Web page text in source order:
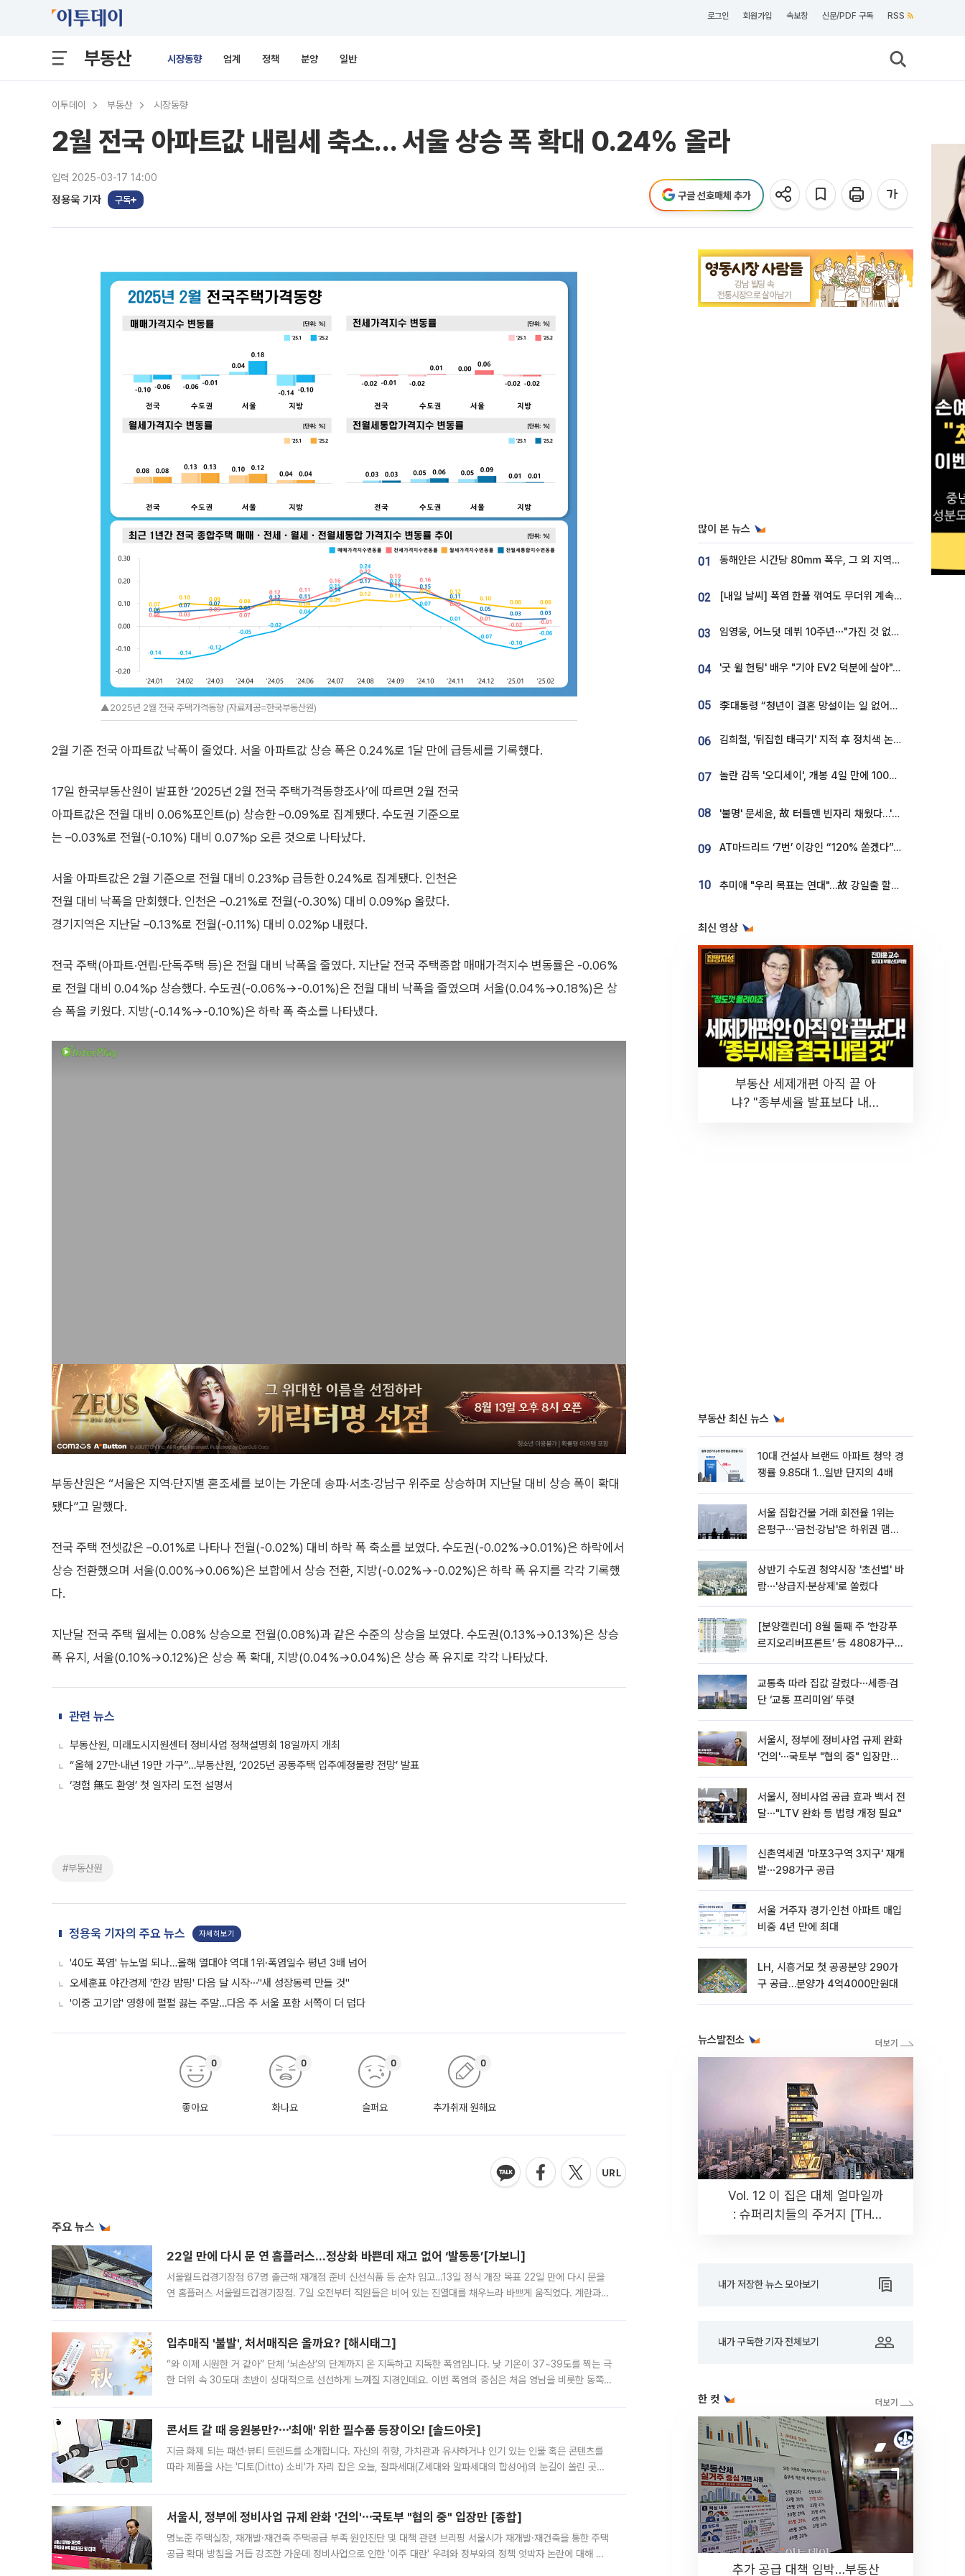
로그인 회원가입 속보창 신문/PDF 구독 RSS
부동산 시장동향 업계 정책 분양 일반
이투데이 부동산 시장동향
2월 전국 아파트값 내림세 축소… 서울 상승 폭 확대 0.24% 올라
입력 2025-03-17 14:00
정용욱 기자 구독 구글 선호매체 추가
▲2025년 2월 전국 주택가격동향 (자료제공=한국부동산원)
2월 기준 전국 아파트값 낙폭이 줄었다. 서울 아파트값 상승 폭은 0.24%로 1달 만에 급등세를 기록했다.
17일 한국부동산원이 발표한 ‘2025년 2월 전국 주택가격동향조사’에 따르면 2월 전국
아파트값은 전월 대비 0.06%포인트(p) 상승한 –0.09%로 집계됐다. 수도권 기준으로
는 –0.03%로 전월(-0.10%) 대비 0.07%p 오른 것으로 나타났다.
서울 아파트값은 2월 기준으로 전월 대비 0.23%p 급등한 0.24%로 집계됐다. 인천은
전월 대비 낙폭을 만회했다. 인천은 –0.21%로 전월(-0.30%) 대비 0.09%p 올랐다.
경기지역은 지난달 –0.13%로 전월(-0.11%) 대비 0.02%p 내렸다.
전국 주택(아파트·연립·단독주택 등)은 전월 대비 낙폭을 줄였다. 지난달 전국 주택종합 매매가격지수 변동률은 -0.06%
로 전월 대비 0.04%p 상승했다. 수도권(-0.06%→-0.01%)은 전월 대비 낙폭을 줄였으며 서울(0.04%→0.18%)은 상
승 폭을 키웠다. 지방(-0.14%→-0.10%)은 하락 폭 축소를 나타냈다.
부동산원은 “서울은 지역·단지별 혼조세를 보이는 가운데 송파·서초·강남구 위주로 상승하며 지난달 대비 상승 폭이 확대
됐다”고 말했다.
전국 주택 전셋값은 –0.01%로 나타나 전월(-0.02%) 대비 하락 폭 축소를 보였다. 수도권(-0.02%→0.01%)은 하락에서
상승 전환했으며 서울(0.00%→0.06%)은 보합에서 상승 전환, 지방(-0.02%→-0.02%)은 하락 폭 유지를 각각 기록했
다.
지난달 전국 주택 월세는 0.08% 상승으로 전월(0.08%)과 같은 수준의 상승을 보였다. 수도권(0.13%→0.13%)은 상승
폭 유지, 서울(0.10%→0.12%)은 상승 폭 확대, 지방(0.04%→0.04%)은 상승 폭 유지로 각각 나타났다.
관련 뉴스
부동산원, 미래도시지원센터 정비사업 정책설명회 18일까지 개최
“올해 27만·내년 19만 가구”…부동산원, ‘2025년 공동주택 입주예정물량 전망’ 발표
‘경험 無도 환영’ 첫 일자리 도전 설명서
#부동산원
정용욱 기자의 주요 뉴스 자세히보기
'40도 폭염' 뉴노멀 되나…올해 열대야 역대 1위·폭염일수 평년 3배 넘어
오세훈표 야간경제 '한강 밤핑' 다음 달 시작⋯"새 성장동력 만들 것"
'이중 고기압' 영향에 펄펄 끓는 주말…다음 주 서울 포함 서쪽이 더 덥다
좋아요
0
화나요
0
슬퍼요
0
추가취재 원해요
0
주요 뉴스
22일 만에 다시 문 연 홈플러스…정상화 바쁜데 재고 없어 ‘발동동’[가보니]
서울월드컵경기장점 67명 출근해 재개점 준비 신선식품 등 순차 입고…13일 정식 개장 목표 22일 만에 다시 문을
연 홈플러스 서울월드컵경기장점. 7일 오전부터 직원들은 비어 있는 진열대를 채우느라 바쁘게 움직였다. 계란과
입추매직 '불발', 처서매직은 올까요? [해시태그]
“와 이제 시원한 거 같아” 단체 ‘뇌손상’의 단계까지 온 지독하고 지독한 폭염입니다. 낮 기온이 37~39도를 찍는 극
한 더위 속 30도대 초반이 상대적으로 선선하게 느껴질 지경인데요. 이번 폭염의 중심은 처음 영남을 비롯한 동쪽
콘서트 갈 때 응원봉만?⋯'최애' 위한 필수품 등장이오! [솔드아웃]
지금 화제 되는 패션·뷰티 트렌드를 소개합니다. 자신의 취향, 가치관과 유사하거나 인기 있는 인물 혹은 콘텐츠를
따라 제품을 사는 '디토(Ditto) 소비'가 자리 잡은 오늘, 잘파세대(Z세대와 알파세대의 합성어)의 눈길이 쏠린 곳은
서울시, 정부에 정비사업 규제 완화 '건의'⋯국토부 "협의 중" 입장만 [종합]
명노준 주택실장, 재개발·재건축 주택공급 부족 원인진단 및 대책 관련 브리핑 서울시가 재개발·재건축을 통한 주택
공급 확대 방침을 거듭 강조한 가운데 정비사업으로 인한 '이주 대란' 우려와 정부와의 정책 엇박자 논란에 대해 정
많이 본 뉴스
01 동해안은 시간당 80㎜ 폭우, 그 외 지역은 폭염…‘극과 극 날씨’
02 [내일 날씨] 폭염 한풀 꺾여도 무더위 계속⋯동해안 이틀 연속 비
03 임영웅, 어느덧 데뷔 10주년⋯"가진 것 없던 시절, 내 앞엔 20명의 팬뿐"
04 '굿 윌 헌팅' 배우 "기아 EV2 덕분에 살아"…교통사고 후 안전성 극찬
05 李대통령 “청년이 결혼 망설이는 일 없어야...제도상 불이익 조사”
06 김희철, '뒤집힌 태극기' 지적 후 정치색 논란…"좌우 떠나 우리나라 국기"
07 놀란 감독 '오디세이', 개봉 4일 만에 100만 돌파⋯'왕사남' 보다 빠르다
08 '불명' 문세윤, 故 터틀맨 빈자리 채웠다…'거북이' 눈물의 최종 우승
09 AT마드리드 ‘7번’ 이강인 “120% 쏟겠다”⋯시메오네 감독 “필요한 선수”
10 추미애 "우리 목표는 연대"…故 강일출 할머니 흉상 제막
최신 영상
부동산 세제개편 아직 끝 아
냐? "종부세율 발표보다 내릴
부동산 최신 뉴스
10대 건설사 브랜드 아파트 청약 경
쟁률 9.85대 1…일반 단지의 4배
서울 집합건물 거래 회전율 1위는
은평구⋯'금천·강남'은 하위권 맴돌
상반기 수도권 청약시장 '초선별' 바
람⋯'상급지·분상제'로 쏠렸다
[분양캘린더] 8월 둘째 주 ‘한강푸
르지오리버프론트’ 등 4808가구
교통축 따라 집값 갈렸다⋯세종·검
단 ‘교통 프리미엄’ 뚜렷
서울시, 정부에 정비사업 규제 완화
'건의'⋯국토부 "협의 중" 입장만
서울시, 정비사업 공급 효과 백서 전
달⋯"LTV 완화 등 법령 개정 필요"
신촌역세권 '마포3구역 3지구' 재개
발⋯298가구 공급
서울 거주자 경기·인천 아파트 매입
비중 4년 만에 최대
LH, 시흥거모 첫 공공분양 290가
구 공급…분양가 4억4000만원대
뉴스발전소
Vol. 12 이 집은 대체 얼마일까
: 슈퍼리치들의 주거지 [THE
내가 저장한 뉴스 모아보기
내가 구독한 기자 전체보기
한 컷
추가 공급 대책 임박…부동산